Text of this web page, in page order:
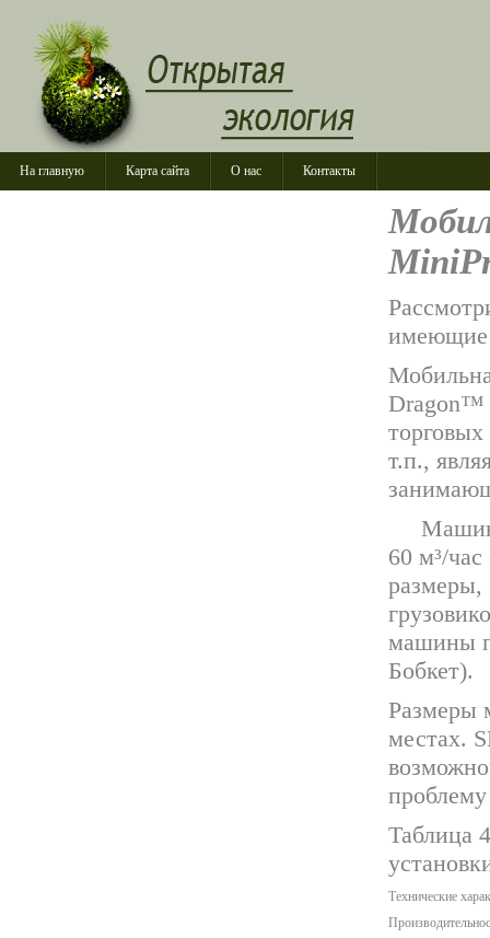
На главную Карта сайта О нас Контакты
имеющие
Dragon™
т.п.,
60 м³/
размеры,
машины
Бобкет).
Размеры
местах.
Таблица
Технические